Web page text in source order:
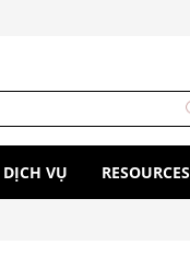
DỊCH VỤ RESOURCES